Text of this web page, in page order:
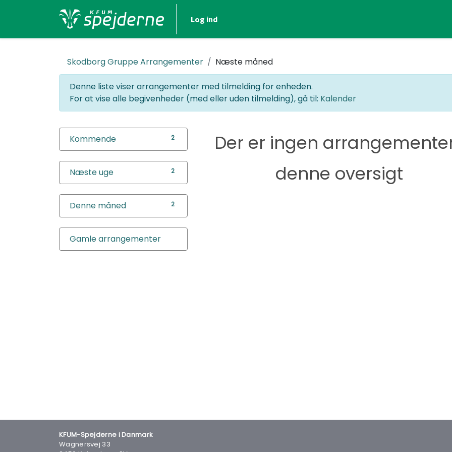
Log ind
Skodborg GruppeArrangementer Næste måned
Denne liste viser arrangementer med tilmelding for enheden.
For at vise alle begivenheder (med eller uden tilmelding), gå til: Kalender
Kommende 2
Næste uge 2
Denne måned 2
Gamle arrangementer
Der er ingen
denne oversigt
KFUM-Spejderne i Danmark
Wagnersvej 33